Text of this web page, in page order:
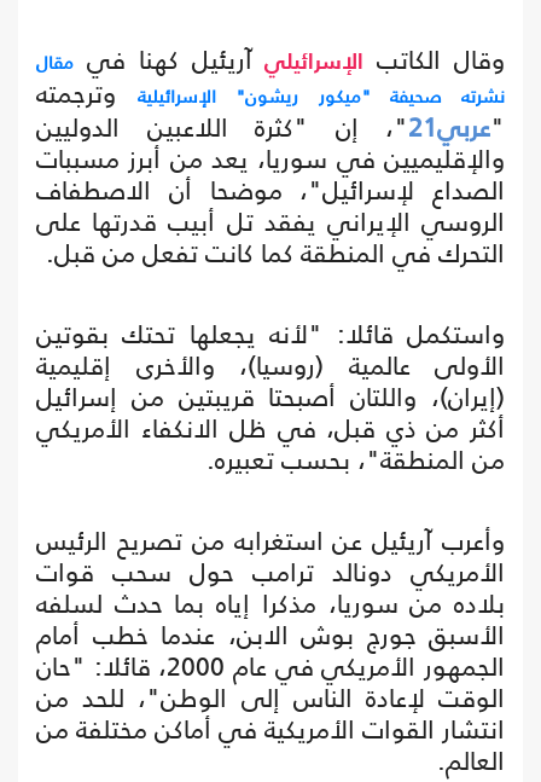
وقال الكاتب الإسرائيليآريئيل كهنا في مقال
نشرته صحيفة "ميكور ريشون" الإسرائيليةوترجمته
"عربي21 "، إن "كثرة اللاعبين الدوليين
والإقليميين في سوريا، يعد من أبرز مسببات
الصداع لإسرائيل"، موضحا أن الاصطفاف
الروسي الإيراني يفقد تل أبيب قدرتها على
التحرك في المنطقة كما كانت تفعل من قبل.
واستكمل قائلا: "لأنه يجعلها تحتك بقوتين
الأولى عالمية (روسيا)، والأخرى إقليمية
(إيران)، واللتان أصبحتا قريبتين من إسرائيل
أكثر من ذي قبل، في ظل الانكفاء الأمريكي
من المنطقة"، بحسب تعبيره.
وأعرب آريئيل عن استغرابه من تصريح الرئيس
الأمريكي دونالد ترامب حول سحب قوات
بلاده من سوريا، مذكرا إياه بما حدث لسلفه
الأسبق جورج بوش الابن، عندما خطب أمام
الجمهور الأمريكي في عام 2000، قائلا: "حان
الوقت لإعادة الناس إلى الوطن"، للحد من
انتشار القوات الأمريكية في أماكن مختلفة من
العالم.